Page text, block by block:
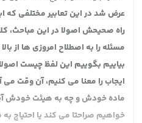
عرض شد در این تعابیر مختلفی که
راه صحیحش اصولا در این مباحث،
مسئله را به اصطلاح امروزی ها از
بیاییم بگوییم این لفظ چیست
ایجاب را معنا می کنیم، آن وقت می
ماده خودش و چه به هیئت خودش
خواهیم صراحتا می کند یا احتیاج